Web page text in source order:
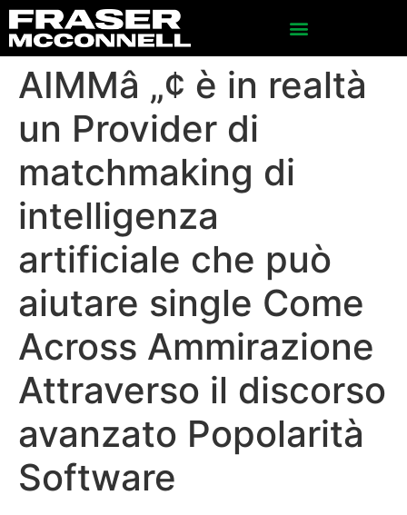
AIMMâ „¢ è in realtà
un Provider di
matchmaking di
intelligenza
artificiale che può
aiutare single Come
Across Ammirazione
Attraverso il discorso
avanzato Popolarità
Software